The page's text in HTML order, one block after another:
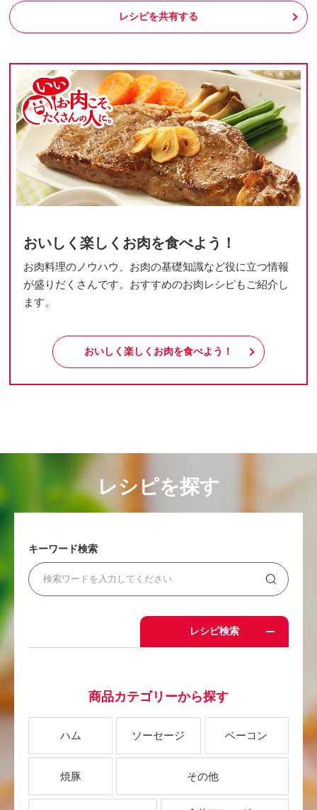
レシピを共有する
おいしく楽しくお肉を食べよう！
お肉料理のノウハウ、お肉の基礎知識など役に立つ情報
が盛りだくさんです。おすすめのお肉レシピもご紹介し
ます。
おいしく楽しくお肉を食べよう！
レシピを探す
キーワード検索
レシピ検索
商品カテゴリーから探す
ハム ソーセージ ベーコン
焼豚 その他